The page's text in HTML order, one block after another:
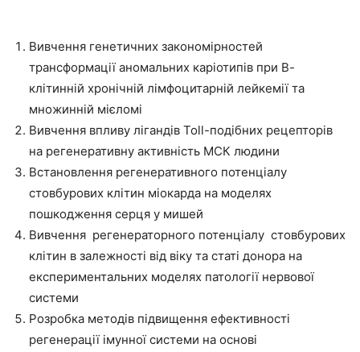
Вивчення генетичних закономірностей
трансформації аномальних каріотипів при В-
клітинній хронічній лімфоцитарній лейкемії та
множинній мієломі
Вивчення впливу лігандів Toll-подібних рецепторів
на регенеративну активність МСК людини
Встановлення регенеративного потенціалу
стовбурових клітин міокарда на моделях
пошкодження серця у мишей
Вивчення регенераторного потенціалу стовбурових
клітин в залежності від віку та статі донора на
експериментальних моделях патології нервової
системи
Розробка методів підвищення ефективності
регенерації імунної системи на основі